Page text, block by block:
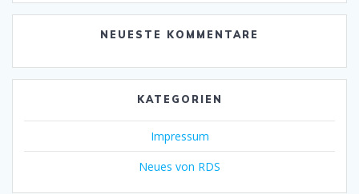
NEUESTE KOMMENTARE
KATEGORIEN
Impressum
Neues von RDS